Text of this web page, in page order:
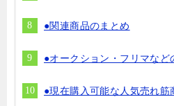
●関連商品のまとめ
●オークション・フリマなど
●現在購入可能な人気売れ筋